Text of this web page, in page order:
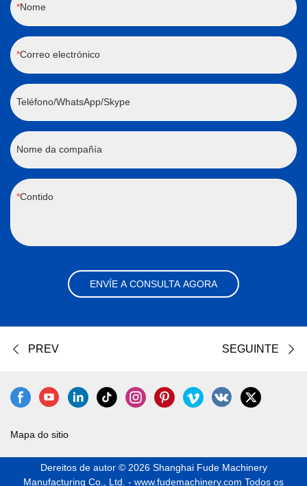
Nome
Correo electrónico
Teléfono/WhatsApp/Skype
Nome da compañía
Contido
ENVÍE A CONSULTA AGORA
PREV SEGUINTE
Mapa do sitio
Dereitos de autor © 2026 Shanghai Fude Machinery
Manufacturing Co., Ltd. - www.fudemachinery.com Todos os